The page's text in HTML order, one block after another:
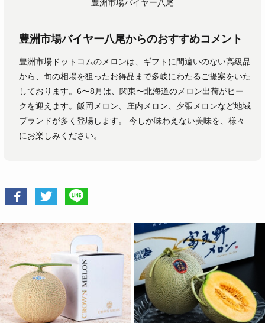
豊洲市場バイヤー八尾
豊洲市場バイヤー八尾からのおすすめコメント
豊洲市場ドットコムのメロンは、ギフトに間違いのない高級品
から、旬の相場を狙ったお得品まで多岐にわたるご提案をいた
しております。6〜8月は、関東〜北海道のメロン出荷がピー
クを迎えます。飯岡メロン、庄内メロン、夕張メロンなど地域
ブランドが多く登場します。 今しか味わえない美味を、様々
にお楽しみください。